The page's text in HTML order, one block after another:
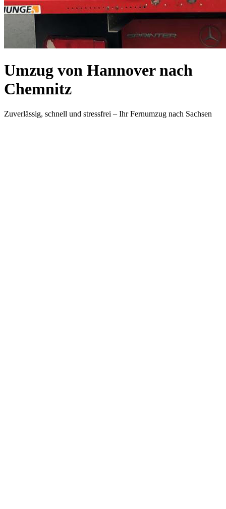
Umzug von Hannover nach
Chemnitz
Zuverlässig, schnell und stressfrei – Ihr Fernumzug nach Sachsen